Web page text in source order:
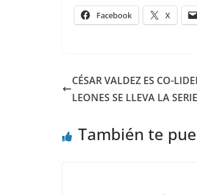
Facebook X
CÉSAR VALDEZ ES CO-
LEONES SE LLEVA LA SERIE
También te